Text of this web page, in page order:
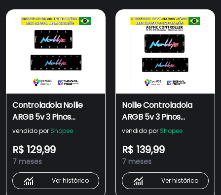
Controladola Nollie
ARGB 5v 3 Pinos
interface ARGB com
SignalRGB OpenRGB
vendido por Shopee
R$ 129,99
7 meses
Ver histórico
Nollie Controladola
ARGB 5v 3 Pinos
interface ARGB com
SignalRGB OpenRGB
vendido por Shopee
R$ 139,99
7 meses
Ver histórico